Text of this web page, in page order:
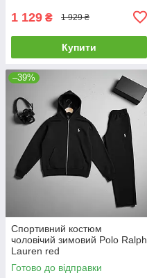
1 129 ₴ 1 929 ₴
Купити
–39%
Спортивний костюм
чоловічий зимовий Polo Ralph
Lauren red
Готово до відправки